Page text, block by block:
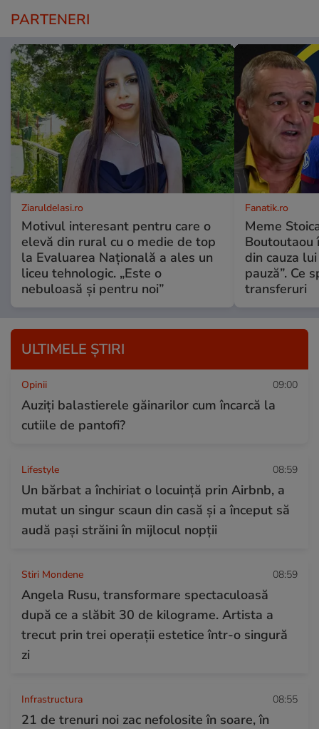
PARTENERI
ZiaruldeIasi.ro
Motivul interesant pentru care o
elevă din rural cu o medie de top
la Evaluarea Națională a ales un
liceu tehnologic. „Este o
nebuloasă și pentru noi”
Fanatik.ro
Meme
Boutoutaou
din cauza
pauză”. Ce
transferuri
ULTIMELE ȘTIRI
Opinii 09:00
Auziți balastierele găinarilor cum încarcă la
cutiile de pantofi?
Lifestyle 08:59
Un bărbat a închiriat o locuință prin Airbnb, a
mutat un singur scaun din casă și a început să
audă pași străini în mijlocul nopții
Stiri Mondene 08:59
Angela Rusu, transformare spectaculoasă
după ce a slăbit 30 de kilograme. Artista a
trecut prin trei operații estetice într-o singură
zi
Infrastructura 08:55
21 de trenuri noi zac nefolosite în soare, în